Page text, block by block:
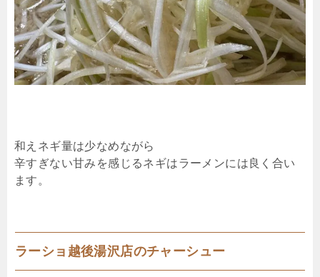
和えネギ量は少なめながら
辛すぎない甘みを感じるネギはラーメンには良く合い
ます。
ラーショ越後湯沢店のチャーシュー